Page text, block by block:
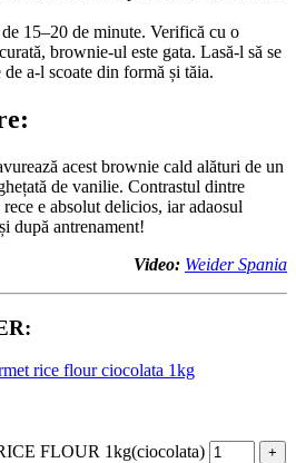
15–20 de minute. Verifică cu o
brownie-ul este gata. Lasă-l să se
a-l scoate din formă și tăia.
acest brownie cald alături de un
de vanilie. Contrastul dintre
e absolut delicios, iar adaosul
după antrenament!
Video: Weider Spania
FLOUR 1kg(ciocolata)